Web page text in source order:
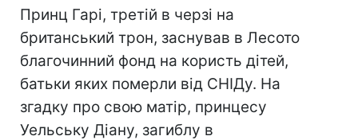
Принц Гарі, третій в черзі на
британський трон, заснував в Лесото
благочинний фонд на користь дітей,
батьки яких померли від СНІДу. На
згадку про свою матір, принцесу
Уельську Діану, загиблу в